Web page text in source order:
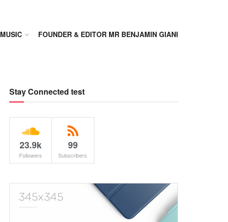
MUSIC FOUNDER & EDITOR MR BENJAMIN GIANI
Stay Connected test
23.9k
Followers
99
Subscribers